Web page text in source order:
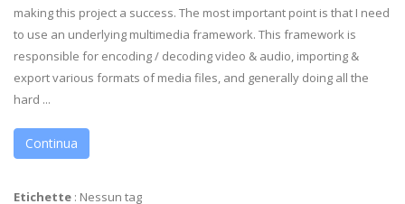
making this project a success. The most important point is that I need
to use an underlying multimedia framework. This framework is
responsible for encoding / decoding video & audio, importing &
export various formats of media files, and generally doing all the
hard ...
Continua
Etichette : Nessun tag